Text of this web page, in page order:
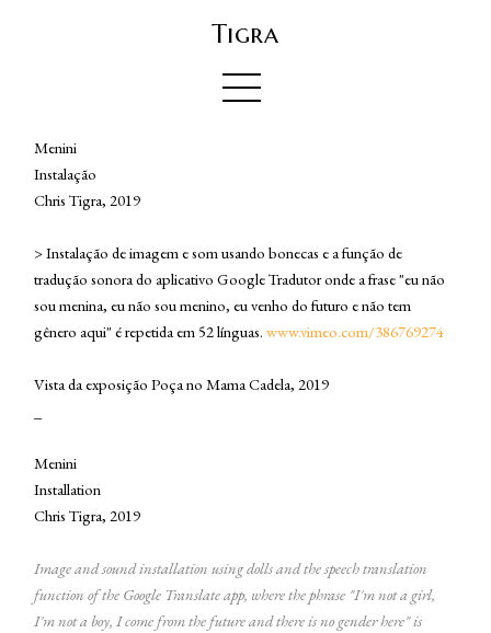
Tigra
Menini
Instalação
Chris Tigra, 2019
> Instalação de imagem e som usando bonecas e a função de
tradução sonora do aplicativo Google Tradutor onde a frase "eu não
sou menina, eu não sou menino, eu venho do futuro e não tem
gênero aqui" é repetida em 52 línguas.www.vimeo.com/386769274
Vista da exposição Poça no Mama Cadela, 2019
Menini
Installation
Chris Tigra, 2019
Image and sound installation using dolls and the speech translation
function of the Google Translate app, where the phrase "I'm not a girl,
I'm not a boy, I come from the future and there is no gender here" is